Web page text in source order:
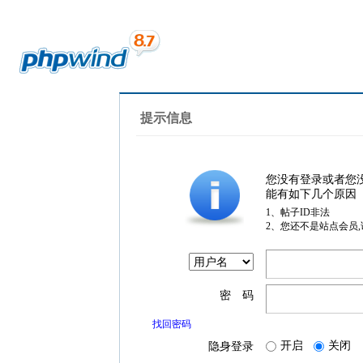
提示信息
您没有登录或者您
能有如下几个原因
1、帖子ID非法
2、您还不是站点会员
密 码
找回密码
隐身登录 开启 关闭